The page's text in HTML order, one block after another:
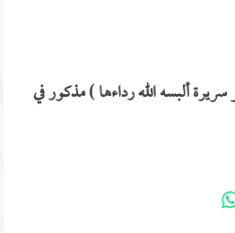
ألبسه الله رداءها ) مذكور في